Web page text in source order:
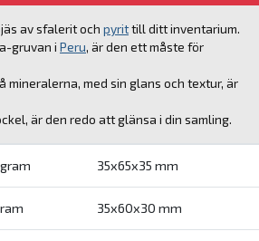
av sfalerit och pyrittill ditt inventarium.
gruvan i Peru, är den ett måste för
mineralerna, med sin glans och textur, är
är den redo att glänsa i din samling.
35x65x35 mm
35x60x30 mm